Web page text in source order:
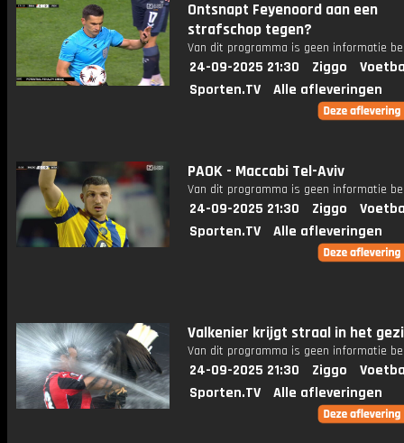
Ontsnapt Feyenoord aan een
strafschop tegen?
Van dit programma is geen informatie
24-09-2025 21:30 Ziggo
Sporten.TV
Alle afleveringen
PAOK - Maccabi Tel-Aviv
Van dit programma is geen informatie
24-09-2025 21:30 Ziggo
Sporten.TV
Alle afleveringen
Valkenier krijgt straal in het
Van dit programma is geen informatie
24-09-2025 21:30 Ziggo
Sporten.TV
Alle afleveringen